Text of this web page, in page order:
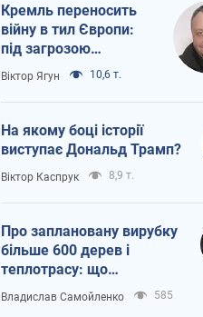
Кремль переносить
війну в тил Європи:
під загрозою
критична логістика
Віктор Ягун 10,6 т.
На якому боці історії
виступає Дональд Трамп?
Віктор Каспрук 8,9 т.
Про заплановану вирубку
більше 600 дерев і
теплотрасу: що
відбувається на Теремках
у Києві
Владислав Самойленко 585